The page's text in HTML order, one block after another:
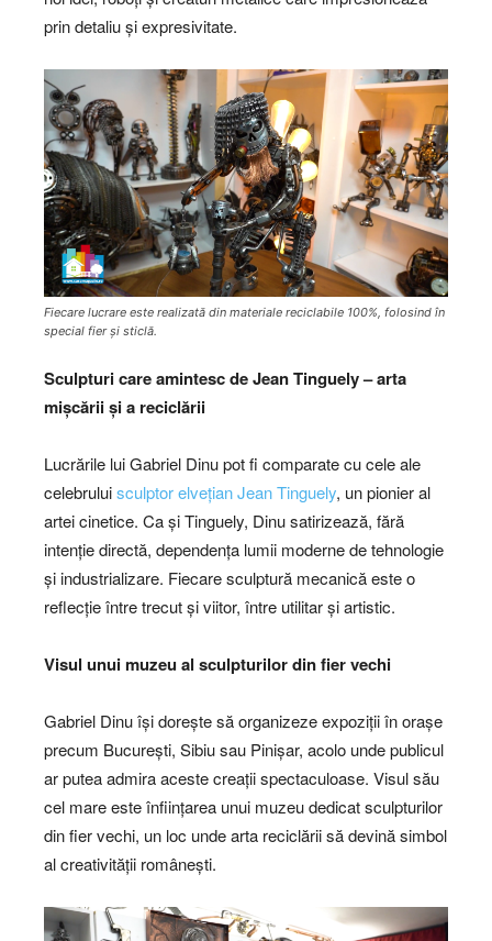
prin detaliu și expresivitate.
Fiecare lucrare este realizată din materiale reciclabile 100%, folosind în
special fier și sticlă.
Sculpturi care amintesc de Jean Tinguely – arta
mișcării și a reciclării
Lucrările lui Gabriel Dinu pot fi comparate cu cele ale
celebruluisculptor elvețian Jean Tinguely, un pionier al
artei cinetice. Ca și Tinguely, Dinu satirizează, fără
intenție directă, dependența lumii moderne de tehnologie
și industrializare. Fiecare sculptură mecanică este o
reflecție între trecut și viitor, între utilitar și artistic.
Visul unui muzeu al sculpturilor din fier vechi
Gabriel Dinu își dorește să organizeze expoziții în orașe
precum București, Sibiu sau Pinișar, acolo unde publicul
ar putea admira aceste creații spectaculoase. Visul său
cel mare este înființarea unui muzeu dedicat sculpturilor
din fier vechi, un loc unde arta reciclării să devină simbol
al creativității românești.